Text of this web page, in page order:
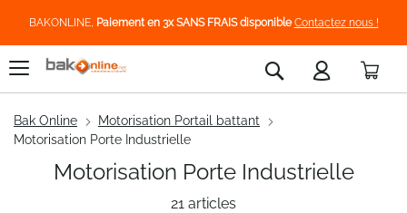
BAKONLINE, Paiement en 3x SANS FRAIS disponible Contactez nous !
Rechercher
Bak Online
Motorisation Portail battant
Motorisation Porte Industrielle
21 articles
Motorisation Porte Industrielle